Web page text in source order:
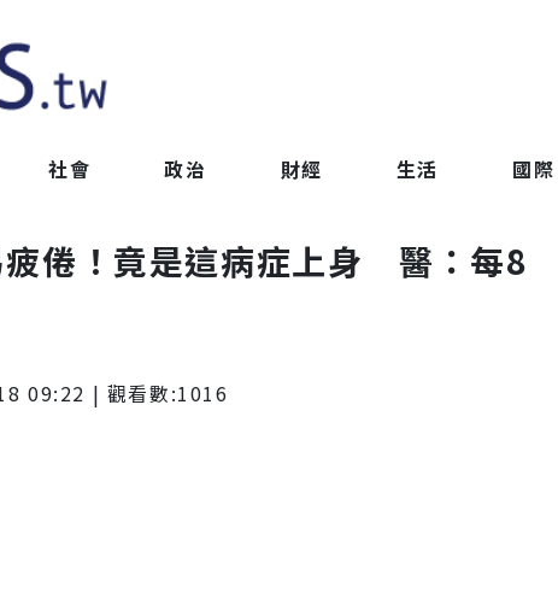
社會 政治 財經 生活 國際
疲倦！竟是這病症上身 醫：每8
09:22 | 觀看數:1016